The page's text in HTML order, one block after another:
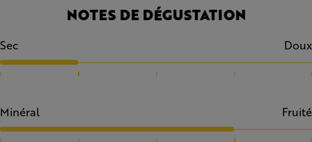
NOTES DE DÉGUSTATION
Sec Doux
Minéral Fruité